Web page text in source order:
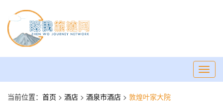
当前位置： 首页 > 酒店 > 酒泉市酒店 > 敦煌叶家大院